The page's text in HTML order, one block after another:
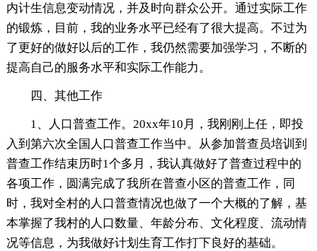
内计生信息变动情况，并及时向群众公开。通过实际工作
的锻炼，目前，我的业务水平已经有了很大提高。不过为
了更好的做好以后的工作，我仍然需要加强学习，不断的
提高自己的服务水平和实际工作能力。
四、其他工作
1、人口普查工作。20xx年10月，我刚刚上任，即投
入到第六次全国人口普查工作当中。从参加普查员培训到
普查工作结束历时1个多月，我认真做好了普查过程中的
各项工作，圆满完成了我所在普查小区的普查工作，同
时，我对全村的人口普查情况也做了一个大概的了解，基
本掌握了我村的人口数量、年龄分布、文化程度、流动情
况等信息，为我做好计划生育工作打下良好的基础。